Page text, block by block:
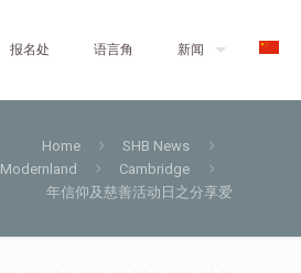
报名处 语言角 新闻
Home
SHB News
Modernland
Cambridge
年信仰及慈善活动日之分享爱